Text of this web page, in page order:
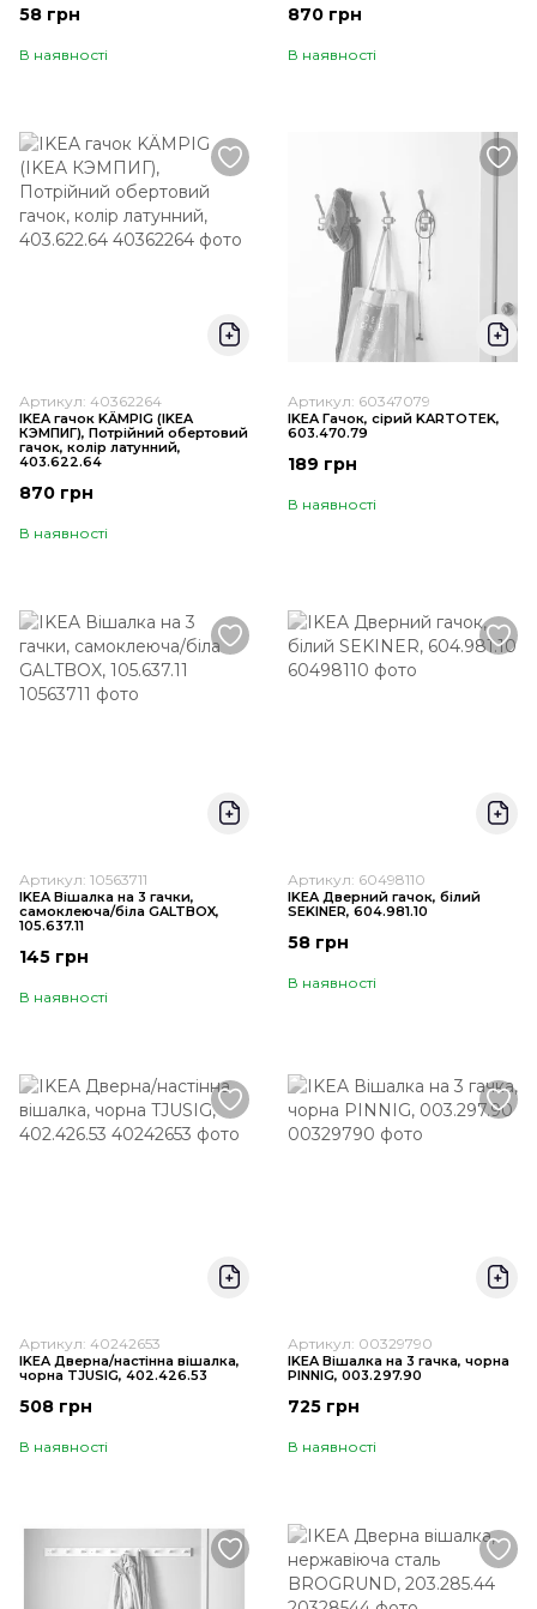
58 грн
В наявності
870 грн
В наявності
Артикул: 40362264
IKEA гачок KÄMPIG (ІKEA
КЭМПИГ), Потрійний обертовий
гачок, колір латунний,
403.622.64
870 грн
В наявності
Артикул: 60347079
IKEA Гачок, сірий KARTOTEK,
603.470.79
189 грн
В наявності
Артикул: 10563711
IKEA Вішалка на 3 гачки,
самоклеюча/біла GALTBOX,
105.637.11
145 грн
В наявності
Артикул: 60498110
IKEA Дверний гачок, білий
SEKINER, 604.981.10
58 грн
В наявності
Артикул: 40242653
IKEA Дверна/настінна вішалка,
чорна TJUSIG, 402.426.53
508 грн
В наявності
Артикул: 00329790
IKEA Вішалка на 3 гачка, чорна
PINNIG, 003.297.90
725 грн
В наявності